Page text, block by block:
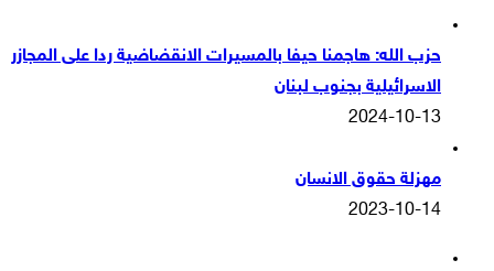
حزب الله: هاجمنا حيفا بالمسيرات الانقضاضية ردا على المجازر
الاسرائيلية بجنوب لبنان
2024-10-13
مهزلة حقوق الانسان
2023-10-14